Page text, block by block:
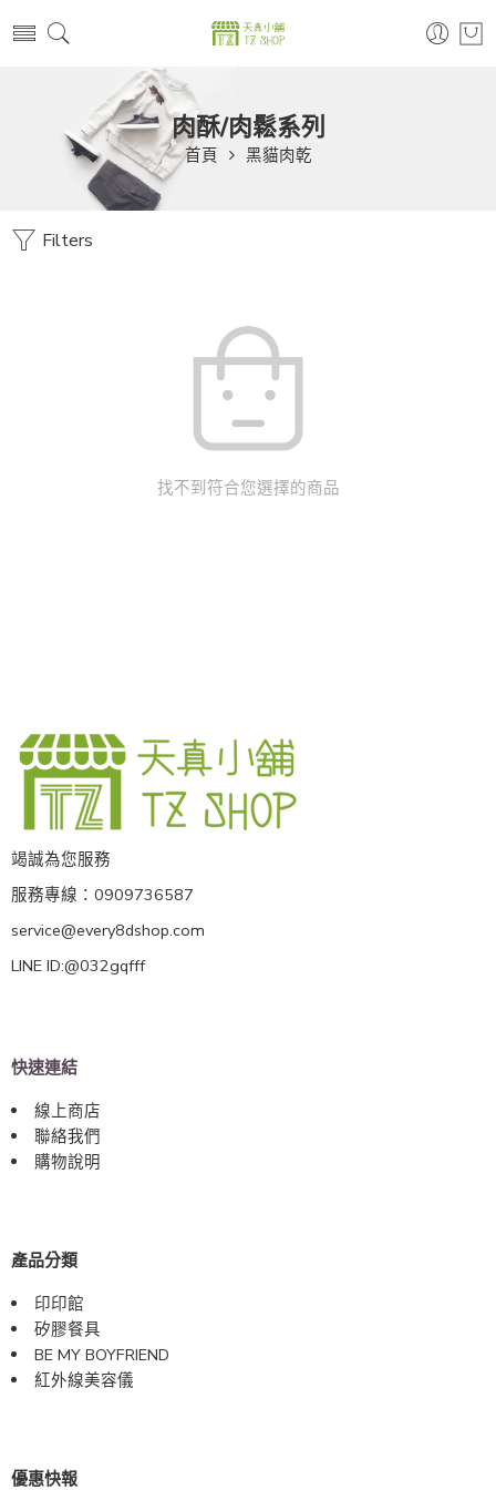
肉酥/肉鬆系列
首頁 黑貓肉乾
Filters
找不到符合您選擇的商品
竭誠為您服務
服務專線：0909736587
service@every8dshop.com
LINE ID:@032gqfff
快速連結
線上商店
聯絡我們
購物說明
產品分類
印印館
矽膠餐具
BE MY BOYFRIEND
紅外線美容儀
優惠快報